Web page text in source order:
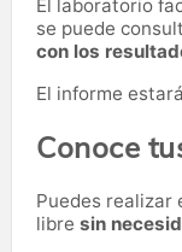
El laboratorio
se puede
con los
El informe
Conoce
Puedes
libre sin